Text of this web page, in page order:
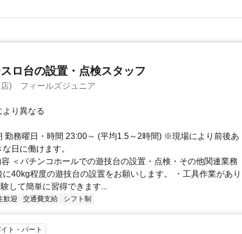
ロ台の設置・点検スタッフ
) フィールズジュニア
より異なる
勤務曜日・時間 23:00～ (平均1.5～2時間) ※現場により前後あ
日に働けます。
＜パチンコホールでの遊技台の設置・点検・その他関連業務
に40kg程度の遊技台の設置をお願いします。 ・工具作業があり
して簡単に習得できます...
歓迎 交通費支給 シフト制
ト・パート